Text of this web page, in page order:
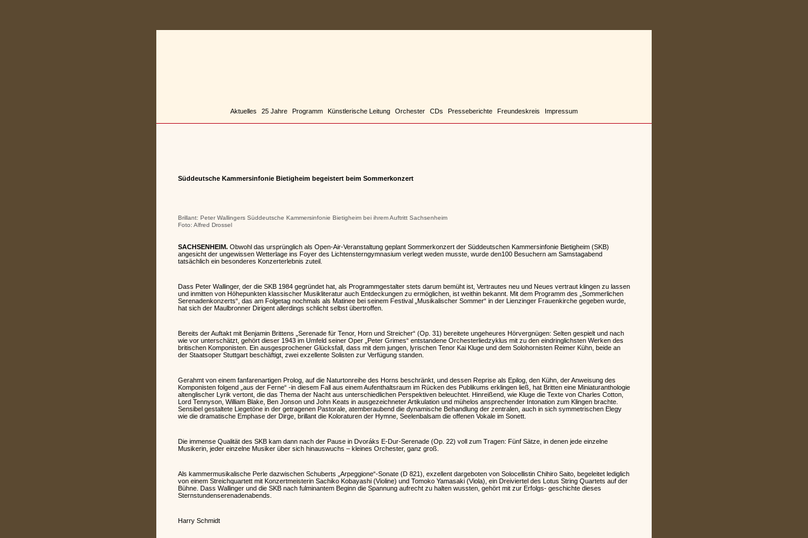
Aktuelles 25 Jahre Programm Künstlerische Leitung Orchester CDs Presseberichte Freundeskreis Impressum
Süddeutsche Kammersinfonie Bietigheim begeistert beim Sommerkonzert
Brillant: Peter Wallingers Süddeutsche Kammersinfonie Bietigheim bei ihrem Auftritt Sachsenheim
Foto: Alfred Drossel
SACHSENHEIM. Obwohl das ursprünglich als Open-Air-Veranstaltung geplant Sommerkonzert der Süddeutschen Kammersinfonie Bietigheim (SKB)
angesicht der ungewissen Wetterlage ins Foyer des Lichtensterngymnasium verlegt weden musste, wurde den100 Besuchern am Samstagabend
tatsächlich ein besonderes Konzerterlebnis zuteil.
Dass Peter Wallinger, der die SKB 1984 gegründet hat, als Programmgestalter stets darum bemüht ist, Vertrautes neu und Neues vertraut klingen zu lassen
und inmitten von Höhepunkten klassischer Musikliteratur auch Entdeckungen zu ermöglichen, ist weithin bekannt. Mit dem Programm des „Sommerlichen
Serenadenkonzerts“, das am Folgetag nochmals als Matinee bei seinem Festival „Musikalischer Sommer“ in der Lienzinger Frauenkirche gegeben wurde,
hat sich der Maulbronner Dirigent allerdings schlicht selbst übertroffen.
Bereits der Auftakt mit Benjamin Brittens „Serenade für Tenor, Horn und Streicher“ (Op. 31) bereitete ungeheures Hörvergnügen: Selten gespielt und nach
wie vor unterschätzt, gehört dieser 1943 im Umfeld seiner Oper „Peter Grimes“ entstandene Orchesterliedzyklus mit zu den eindringlichsten Werken des
britischen Komponisten. Ein ausgesprochener Glücksfall, dass mit dem jungen, lyrischen Tenor Kai Kluge und dem Solohornisten Reimer Kühn, beide an
der Staatsoper Stuttgart beschäftigt, zwei exzellente Solisten zur Verfügung standen.
Gerahmt von einem fanfarenartigen Prolog, auf die Naturtonreihe des Horns beschränkt, und dessen Reprise als Epilog, den Kühn, der Anweisung des
Komponisten folgend „aus der Ferne“ -in diesem Fall aus einem Aufenthaltsraum im Rücken des Publikums erklingen ließ, hat Britten eine Miniaturanthologie
altenglischer Lyrik vertont, die das Thema der Nacht aus unterschiedlichen Perspektiven beleuchtet. Hinreißend, wie Kluge die Texte von Charles Cotton,
Lord Tennyson, William Blake, Ben Jonson und John Keats in ausgezeichneter Artikulation und mühelos ansprechender Intonation zum Klingen brachte.
Sensibel gestaltete Liegetöne in der getragenen Pastorale, atemberaubend die dynamische Behandlung der zentralen, auch in sich symmetrischen Elegy
wie die dramatische Emphase der Dirge, brillant die Koloraturen der Hymne, Seelenbalsam die offenen Vokale im Sonett.
Die immense Qualität des SKB kam dann nach der Pause in Dvoráks E-Dur-Serenade (Op. 22) voll zum Tragen: Fünf Sätze, in denen jede einzelne
Musikerin, jeder einzelne Musiker über sich hinauswuchs – kleines Orchester, ganz groß.
Als kammermusikalische Perle dazwischen Schuberts „Arpeggione“-Sonate (D 821), exzellent dargeboten von Solocellistin Chihiro Saito, begeleitet lediglich
von einem Streichquartett mit Konzertmeisterin Sachiko Kobayashi (Violine) und Tomoko Yamasaki (Viola), ein Dreiviertel des Lotus String Quartets auf der
Bühne. Dass Wallinger und die SKB nach fulminantem Beginn die Spannung aufrecht zu halten wussten, gehört mit zur Erfolgs- geschichte dieses
Sternstundenserenadenabends.
Harry Schmidt